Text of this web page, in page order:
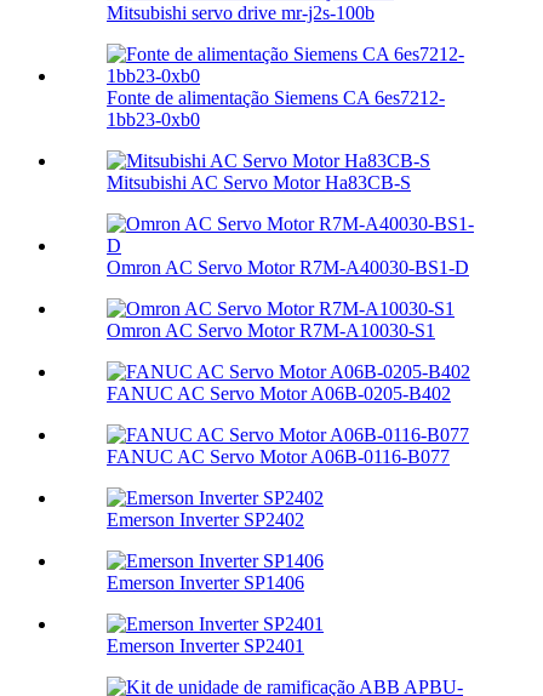
Mitsubishi servo drive mr-j2s-100b
Fonte de alimentação Siemens CA 6es7212-
1bb23-0xb0
Mitsubishi AC Servo Motor Ha83CB-S
Omron AC Servo Motor R7M-A40030-BS1-D
Omron AC Servo Motor R7M-A10030-S1
FANUC AC Servo Motor A06B-0205-B402
FANUC AC Servo Motor A06B-0116-B077
Emerson Inverter SP2402
Emerson Inverter SP1406
Emerson Inverter SP2401